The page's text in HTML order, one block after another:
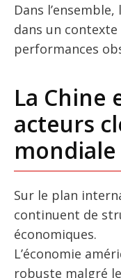
Dans
dans un
performances
La Chine
acteurs
mondiale
Sur le plan
continuent de
économiques.
L’économie
robuste malgré